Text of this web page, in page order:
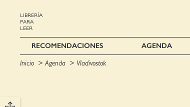
LIBRERÍA
PARA
LEER
RECOMENDACIONES AGENDA
Inicio Agenda Vladivostok